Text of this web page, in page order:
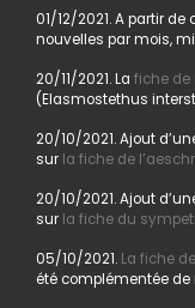
01/12/2021. A partir
nouvelles par mois,
20/11/2021. La fiche de
(Elasmostethus
20/10/2021. Ajout
sur la fiche de
20/10/2021. Ajout
sur la fiche du
05/10/2021. La fiche
été complémentée de